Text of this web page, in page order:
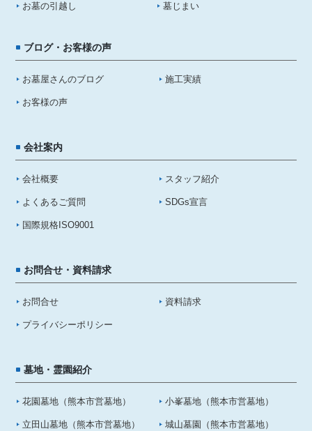
お墓の引越し 墓じまい
ブログ・お客様の声
お墓屋さんのブログ 施工実績
お客様の声
会社案内
会社概要 スタッフ紹介
よくあるご質問 SDGs宣言
国際規格ISO9001
お問合せ・資料請求
お問合せ 資料請求
プライバシーポリシー
墓地・霊園紹介
花園墓地（熊本市営墓地） 小峯墓地（熊本市営墓地）
立田山墓地（熊本市営墓地） 城山墓園（熊本市営墓地）